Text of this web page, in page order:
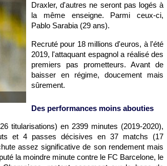
Draxler, d'autres ne seront pas logés à
la même enseigne. Parmi ceux-ci,
Pablo Sarabia (29 ans).
Recruté pour 18 millions d'euros, à l'été
2019, l'attaquant espagnol a réalisé des
premiers pas prometteurs. Avant de
baisser en régime, doucement mais
sûrement.
Des performances moins abouties
titularisations) en 2399 minutes (2019-2020),
et 4 passes décisives en 37 matchs (17
assez significative de son rendement mais
la moindre minute contre le FC Barcelone, le